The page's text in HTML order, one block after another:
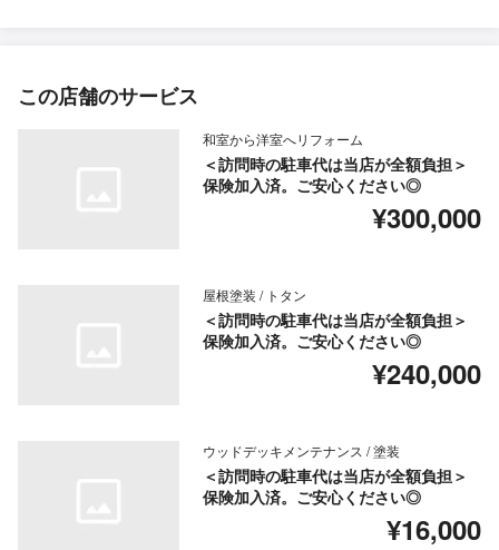
この店舗のサービス
和室から洋室へリフォーム
＜訪問時の駐車代は当店が全額負担＞
保険加入済。ご安心ください◎
¥300,000
屋根塗装 / トタン
＜訪問時の駐車代は当店が全額負担＞
保険加入済。ご安心ください◎
¥240,000
ウッドデッキメンテナンス / 塗装
＜訪問時の駐車代は当店が全額負担＞
保険加入済。ご安心ください◎
¥16,000